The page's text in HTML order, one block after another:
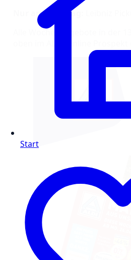
Nur am Samstag:
Leibniz
Alle Wochenangebote in der
Start